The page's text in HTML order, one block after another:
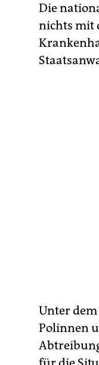
Die
nichts mit
Unter
Po­lin­nen